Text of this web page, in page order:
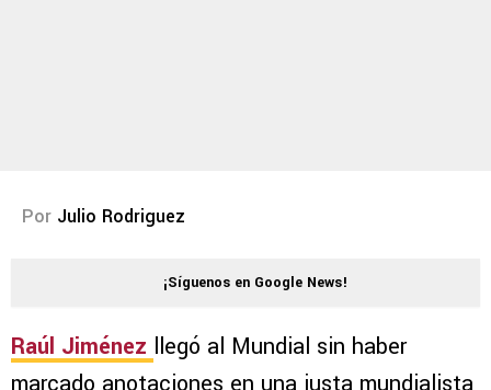
Por Julio Rodriguez
¡Síguenos en Google News!
Raúl Jiménez llegó al Mundial sin haber